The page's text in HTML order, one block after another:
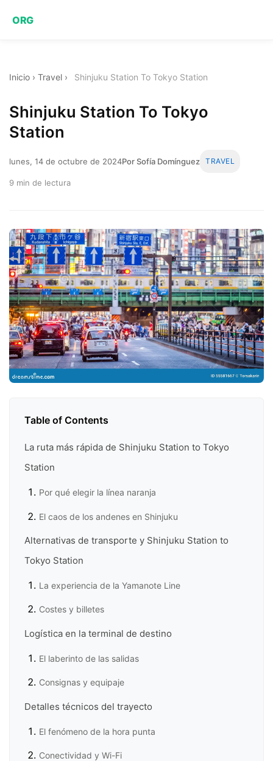
ORG
Inicio › Travel › Shinjuku Station To Tokyo Station
Shinjuku Station To Tokyo
Station
lunes, 14 de octubre de 2024Por Sofía Domínguez TRAVEL
9 min de lectura
Table of Contents
La ruta más rápida de Shinjuku Station to Tokyo
Station
Por qué elegir la línea naranja
El caos de los andenes en Shinjuku
Alternativas de transporte y Shinjuku Station to
Tokyo Station
La experiencia de la Yamanote Line
Costes y billetes
Logística en la terminal de destino
El laberinto de las salidas
Consignas y equipaje
Detalles técnicos del trayecto
El fenómeno de la hora punta
Conectividad y Wi-Fi